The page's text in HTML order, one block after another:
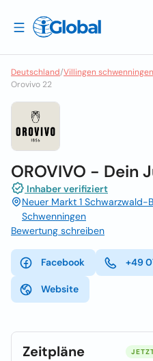
Deutschland/Villingen schwenningen
Orovivo 22
OROVIVO - Dein
Inhaber verifiziert
Neuer Markt 1
Schwenningen
Bewertung schreiben
Facebook +49
Website
Zeitpläne